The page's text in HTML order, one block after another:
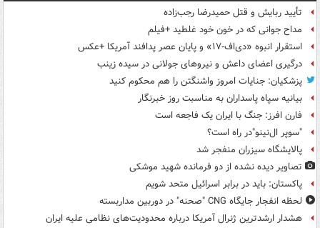
تأیید ربایش و قتل حمیدرضا رجب‌زاده
مداح جوانی که در خون خود غلطید +فیلم
استقرار انبوه «دی‌اف‑۱۷» و پایان عصر پدافند آمریکا +عکس
درگیری اعضای داعش و نیروهای جولانی در سیده زینب
پزشکیان: جنایات امروز واشنگتن را هم محکوم کنید
بیانیه سپاه پاسداران به مناسبت روز خبرنگار
فارن افرز: جنگ با ایران یک فاجعه است
"سوپر ال‌نینو"در راه است؟
پالایشگاه سیزران منفجر شد
تصاویر دیده‌ نشده از دو فرمانده شهید موشکی
پاکستان: باید در برابر اسرائیل متحد شویم
لحظه انفجار جایگاه CNG "صحنه" در دوربین مداربسته
هشدار ارشدترین ژنرال آمریکا درباره محدودیت‌های نظامی علیه ایران